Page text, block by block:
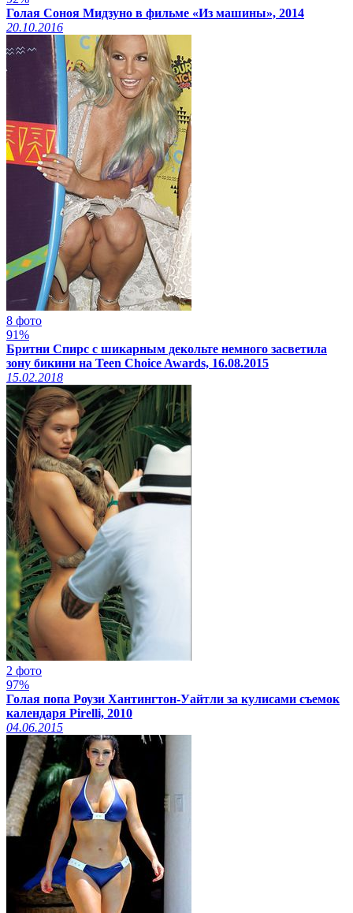
Голая Соноя Мидзуно в фильме «Из машины», 2014
20.10.2016
8 фото
91%
Бритни Спирс с шикарным декольте немного засветила
зону бикини на Teen Choice Awards, 16.08.2015
15.02.2018
2 фото
97%
Голая попа Роузи Хантингтон-Уайтли за кулисами съемок
календаря Pirelli, 2010
04.06.2015